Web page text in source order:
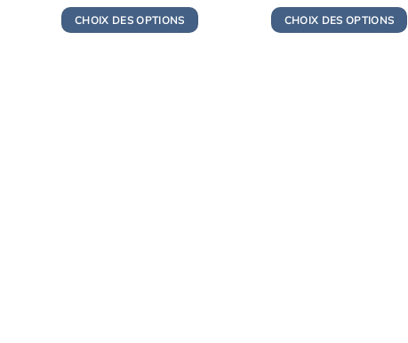
initial
était :
actuel
est :
CHOIX DES OPTIONS initial
était :
actuel
est :
CHOIX DES OPTIONS